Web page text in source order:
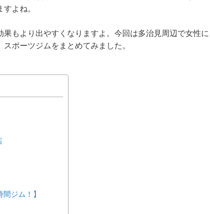
よね。
もより出やすくなりますよ。今回は多治見周辺で女性に
ポーツジムをまとめてみました。
ジム！】